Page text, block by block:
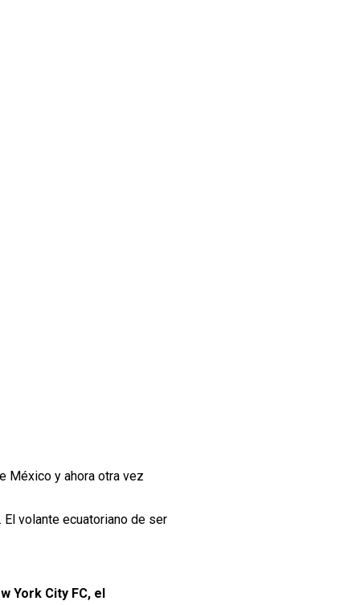
México y ahora otra vez
. El volante ecuatoriano de ser
York City FC, el